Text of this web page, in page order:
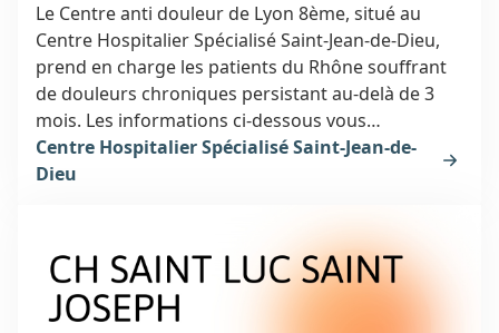
Le Centre anti douleur de Lyon 8ème, situé au
Centre Hospitalier Spécialisé Saint-Jean-de-Dieu,
prend en charge les patients du Rhône souffrant
de douleurs chroniques persistant au-delà de 3
mois. Les informations ci-dessous vous
orienteront vers un spécialiste de la douleur
expérimenté à Lyon 8ème.
Centre Hospitalier Spécialisé Saint-Jean-de-
Dieu